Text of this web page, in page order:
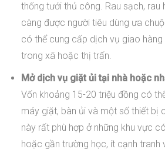
thống tưới thủ công. Rau sạch, rau
càng được người tiêu dùng ưa
có thể cung cấp dịch vụ giao
trong xã hoặc thị trấn.
Mở dịch vụ giặt ủi tại nhà hoặc
Vốn khoảng 15-20 triệu đồng có
máy giặt, bàn ủi và một số thiết bị
này rất phù hợp ở những khu vực
hoặc gần trường học, ít cạnh tranh